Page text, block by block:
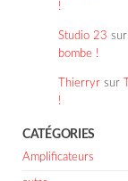
!
Studio 23 sur
bombe !
Thierryr sur
!
CATÉGORIES
Amplificateurs